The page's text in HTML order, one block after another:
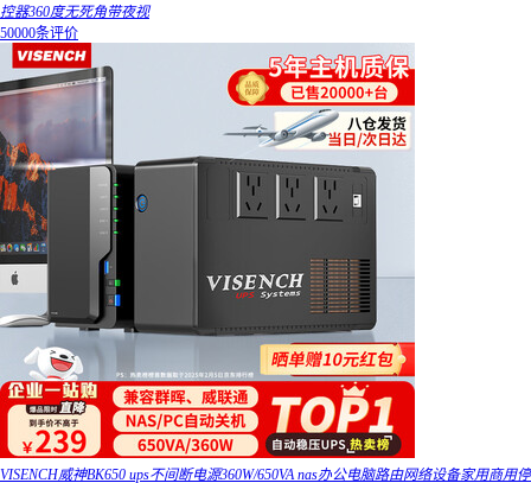
控器360度无死角带夜视
50000条评价
VISENCH威神BK650 ups不间断电源360W/650VA nas办公电脑路由网络设备家用商用停